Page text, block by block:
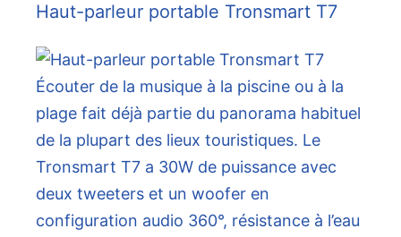
Haut-parleur portable Tronsmart T7
Écouter de la musique à la piscine ou à la
plage fait déjà partie du panorama habituel
de la plupart des lieux touristiques. Le
Tronsmart T7 a 30W de puissance avec
deux tweeters et un woofer en
configuration audio 360°, résistance à l’eau